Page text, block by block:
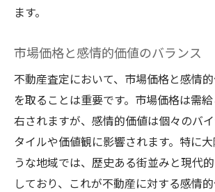
ます。
市場価格と感情的価値のバランス
不動産査定において、市場価格と感情
を取ることは重要です。市場価格は需
右されますが、感情的価値は個々のバ
タイルや価値観に影響されます。特に
うな地域では、歴史ある街並みと現代
しており、これが不動産に対する感情